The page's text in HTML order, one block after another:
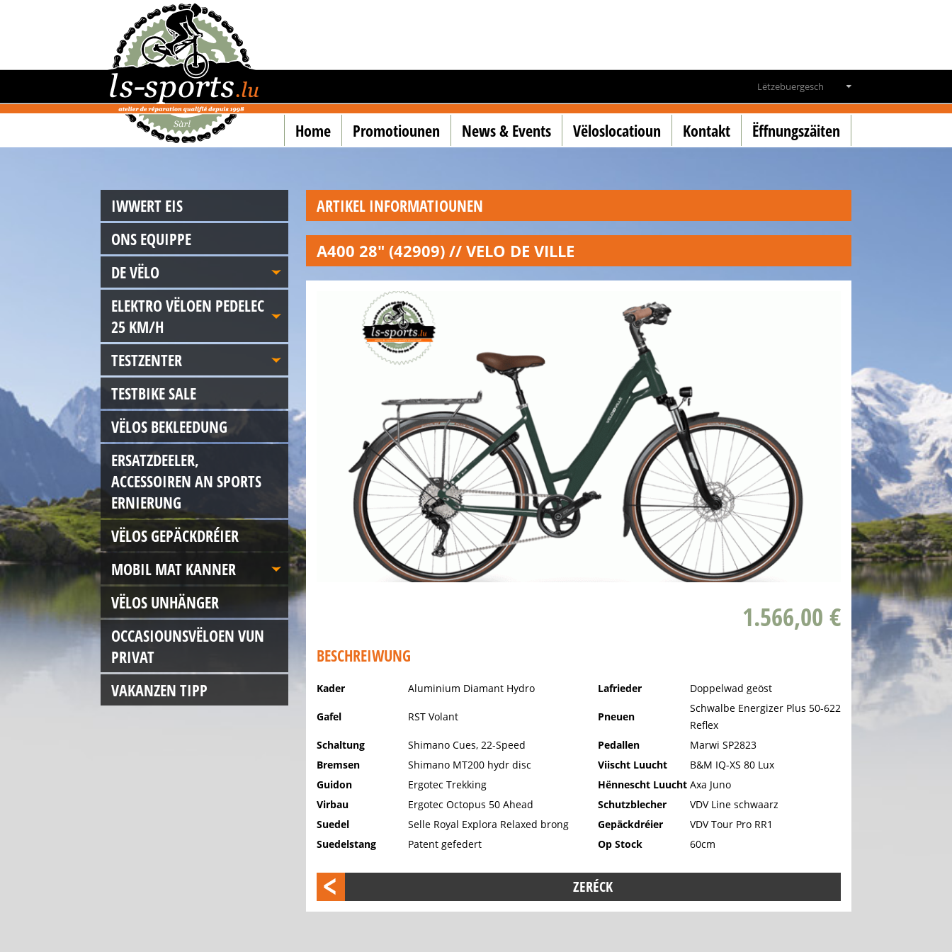
Deutsch
Français
Lëtzebuergesch
Home Promotiounen News & Events Vëloslocatioun Kontakt Ëffnungszäiten
IWWERT EIS
ONS EQUIPPE
DE VËLO
ELEKTRO VËLOEN PEDELEC
25 KM/H
TESTZENTER
TESTBIKE SALE
VËLOS BEKLEEDUNG
ERSATZDEELER,
ACCESSOIREN AN SPORTS
ERNIERUNG
VËLOS GEPÄCKDRÉIER
MOBIL MAT KANNER
VËLOS UNHÄNGER
OCCASIOUNSVËLOEN VUN
PRIVAT
VAKANZEN TIPP
ARTIKEL INFORMATIOUNEN
A400 28" (42909) // VELO DE VILLE
1.566,00 €
BESCHREIWUNG
Kader Aluminium Diamant Hydro Lafrieder Doppelwad geöst
Gafel RST Volant Pneuen
Schwalbe Energizer Plus 50-622
Reflex
Schaltung
Shimano Cues, 22-Speed Pedallen
Marwi SP2823
Bremsen
Shimano MT200 hydr disc Viischt Luucht
B&M IQ-XS 80 Lux
Guidon
Ergotec Trekking Hënnescht Luucht Axa Juno
Virbau
Ergotec Octopus 50 Ahead Schutzblecher
VDV Line schwaarz
Suedel
Selle Royal Explora Relaxed brong Gepäckdréier
VDV Tour Pro RR1
Suedelstang
Patent gefedert Op Stock 60cm
ZERÉCK